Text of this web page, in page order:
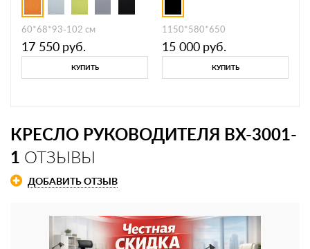
60*68*93-102 см
17 550 руб.
КУПИТЬ
1150*580*650
15 000 руб.
КУПИТЬ
КРЕСЛО РУКОВОДИТЕЛЯ BX-3001-
1 ОТЗЫВЫ
ДОБАВИТЬ ОТЗЫВ